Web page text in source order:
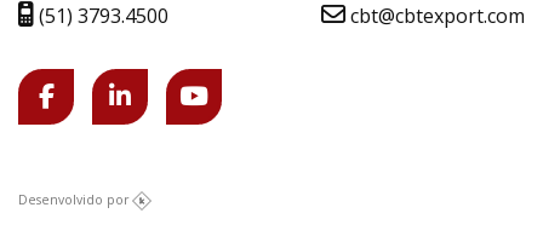
(51) 3793.4500 cbt@cbtexport.com
Desenvolvido por